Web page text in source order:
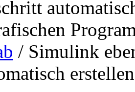
/ Simulink